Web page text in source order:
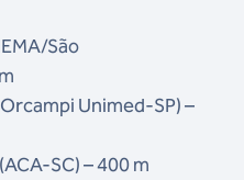
São
Unimed-SP) –
SC) – 400 m